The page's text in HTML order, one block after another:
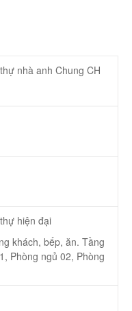
nhà anh Chung CH
hiện đại
khách, bếp, ăn. Tầng
Phòng ngủ 02, Phòng